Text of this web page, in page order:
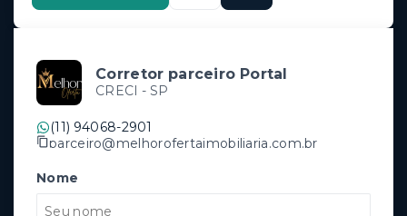
Corretor parceiro Portal
CRECI - SP
(11) 94068-2901
parceiro@melhorofertaimobiliaria.com.br
Nome